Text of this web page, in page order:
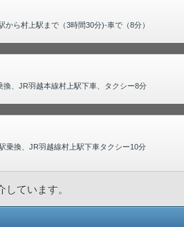
ら村上駅まで（3時間30分)-車で（8分）
、JR羽越本線村上駅下車、タクシー8分
乗換、JR羽越線村上駅下車タクシー10分
しています。